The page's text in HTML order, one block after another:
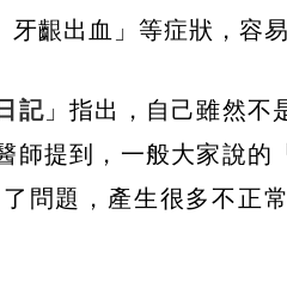
齦出血」等症狀，容
記」指出，自己雖然不
師提到，一般大家說的
問題，產生很多不正